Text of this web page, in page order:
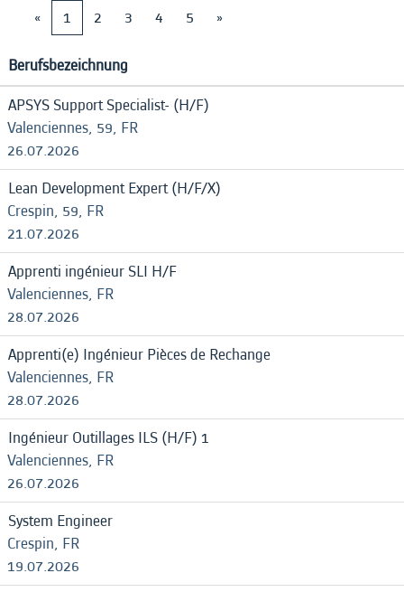
«
1 2 3 4 5 »
Berufsbezeichnung
APSYS Support Specialist- (H/F)
Valenciennes, 59, FR
26.07.2026
Lean Development Expert (H/F/X)
Crespin, 59, FR
21.07.2026
Apprenti ingénieur SLI H/F
Valenciennes, FR
28.07.2026
Apprenti(e) Ingénieur Pièces de Rechange
Valenciennes, FR
28.07.2026
Ingénieur Outillages ILS (H/F) 1
Valenciennes, FR
26.07.2026
System Engineer
Crespin, FR
19.07.2026